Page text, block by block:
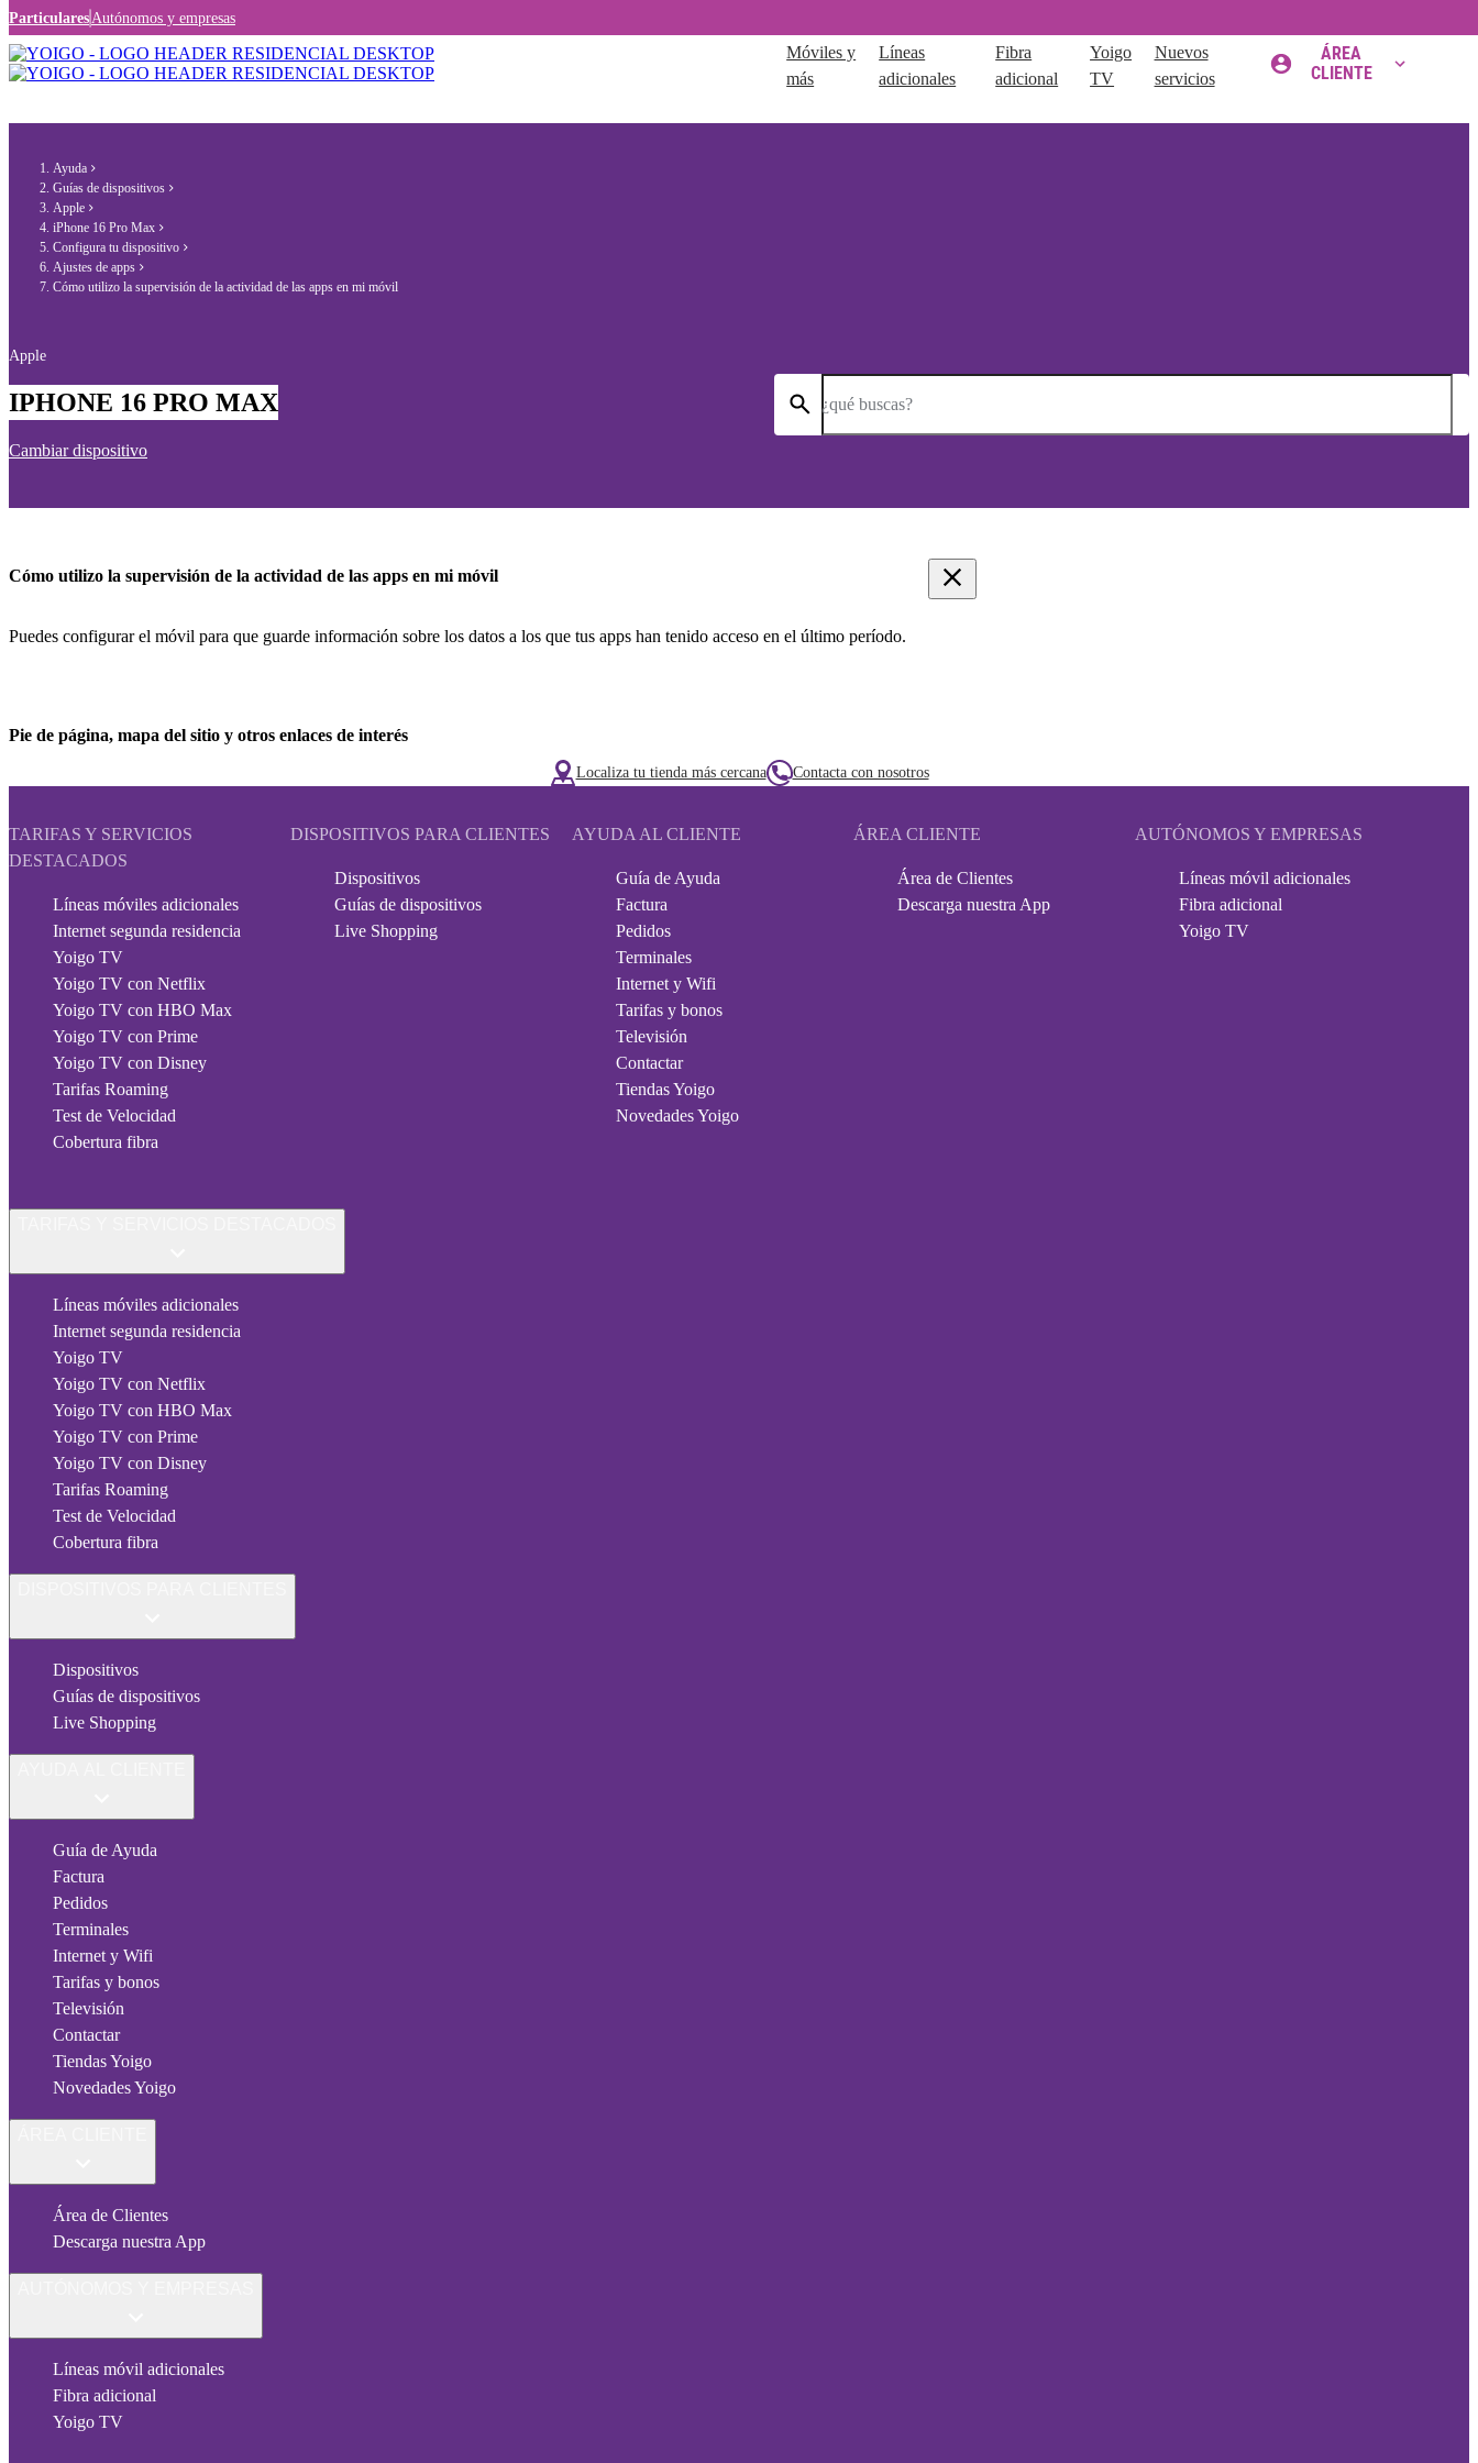
Particulares Autónomos y empresas
Móviles y
más
Líneas
adicionales
Fibra
adicional
Yoigo
TV
Nuevos
servicios
ÁREA
CLIENTE
Ayuda
Guías de dispositivos
Apple
iPhone 16 Pro Max
Configura tu dispositivo
Ajustes de apps
Cómo utilizo la supervisión de la actividad de las apps en mi móvil
Apple
IPHONE 16 PRO MAX
Cambiar dispositivo
¿qué buscas?
Cómo utilizo la supervisión de la actividad de las apps en mi móvil
Puedes configurar el móvil para que guarde información sobre los datos a los que tus apps han tenido acceso en el último período.
Pie de página, mapa del sitio y otros enlaces de interés
Localiza tu tienda más cercana Contacta con nosotros
TARIFAS Y SERVICIOS
DESTACADOS
Líneas móviles adicionales
Internet segunda residencia
Yoigo TV
Yoigo TV con Netflix
Yoigo TV con HBO Max
Yoigo TV con Prime
Yoigo TV con Disney
Tarifas Roaming
Test de Velocidad
Cobertura fibra
DISPOSITIVOS PARA CLIENTES
Dispositivos
Guías de dispositivos
Live Shopping
AYUDA AL CLIENTE
Guía de Ayuda
Factura
Pedidos
Terminales
Internet y Wifi
Tarifas y bonos
Televisión
Contactar
Tiendas Yoigo
Novedades Yoigo
ÁREA CLIENTE
Área de Clientes
Descarga nuestra App
AUTÓNOMOS Y EMPRESAS
Líneas móvil adicionales
Fibra adicional
Yoigo TV
Líneas móviles adicionales
Internet segunda residencia
Yoigo TV
Yoigo TV con Netflix
Yoigo TV con HBO Max
Yoigo TV con Prime
Yoigo TV con Disney
Tarifas Roaming
Test de Velocidad
Cobertura fibra
Dispositivos
Guías de dispositivos
Live Shopping
Guía de Ayuda
Factura
Pedidos
Terminales
Internet y Wifi
Tarifas y bonos
Televisión
Contactar
Tiendas Yoigo
Novedades Yoigo
Área de Clientes
Descarga nuestra App
Líneas móvil adicionales
Fibra adicional
Yoigo TV